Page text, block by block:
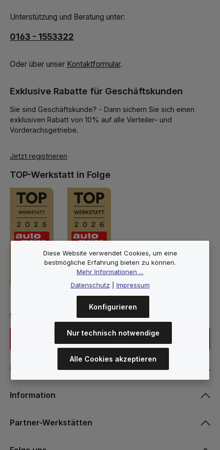
Unterstützung und Beratung unter:
0163 - 1553322
Oder über unser Kontaktformular.
Exklusive Rabatte für Geschäftskunden
Sie sind Geschäftskunde? - Dann sichern Sie sich einen
exklusiven Rabatt von 10% auf alle Verteiler- und
Vorderachsgetriebe.
Jetzt registrieren
TOP-Werkstatt in Folge
Cookie-Einstellungen ändern
Service
Information
Partner-Werkstätten
Diese Website verwendet Cookies, um eine
bestmögliche Erfahrung bieten zu können.
Mehr Informationen ...
Datenschutz
Impressum
Nur technisch notwendige
Konfigurieren
Alle Cookies akzeptieren